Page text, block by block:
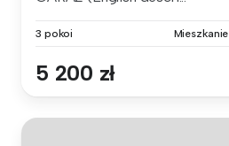
3 pokoi Mieszkanie
5 200 zł